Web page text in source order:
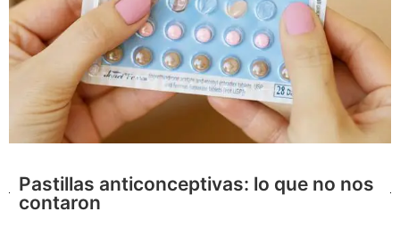
Pastillas anticonceptivas: lo que no nos
contaron